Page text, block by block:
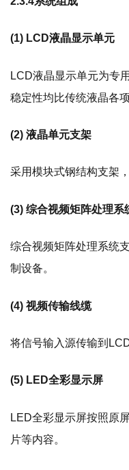
(1) LCD液晶显示单元
LCD液晶显示单元为专
稳定性均比传统液晶各
(2) 液晶单元支架
采用模块式钢结构支架
(3) 综合视频矩阵处理系
综合视频矩阵处理系统
制设备。
(4) 视频传输线缆
将信号输入源传输到
(5) LED全彩显示屏
LED全彩显示屏按照原
片等内容。